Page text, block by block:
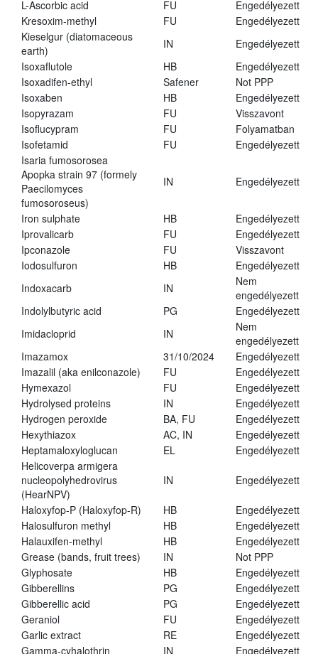
L-Ascorbic acid
FU
Engedélyezett
Kresoxim-methyl
FU
Engedélyezett
Kieselgur (diatomaceous
earth)
IN
Engedélyezett
Isoxaflutole
HB
Engedélyezett
Isoxadifen-ethyl
Safener
Not PPP
Isoxaben
HB
Engedélyezett
Isopyrazam
FU
Visszavont
Isoflucypram
FU
Folyamatban
Isofetamid
FU
Engedélyezett
Isaria fumosorosea
Apopka strain 97 (formely
Paecilomyces
fumosoroseus)
IN Engedélyezett
Iron sulphate HB
Engedélyezett
Iprovalicarb
FU
Engedélyezett
Ipconazole
FU
Visszavont
Iodosulfuron
HB
Engedélyezett
Indoxacarb
IN
Nem
engedélyezett
Indolylbutyric acid
PG
Engedélyezett
Imidacloprid
IN
Nem
engedélyezett
Imazamox
31/10/2024
Engedélyezett
Imazalil (aka enilconazole)
FU
Engedélyezett
Hymexazol
FU
Engedélyezett
Hydrolysed proteins
IN
Engedélyezett
Hydrogen peroxide
BA, FU
Engedélyezett
Hexythiazox
AC, IN
Engedélyezett
Heptamaloxyloglucan
EL
Engedélyezett
Helicoverpa armigera
nucleopolyhedrovirus
(HearNPV)
IN Engedélyezett
Haloxyfop-P (Haloxyfop-R) HB
Engedélyezett
Halosulfuron methyl
HB
Engedélyezett
Halauxifen-methyl
HB
Engedélyezett
Grease (bands, fruit trees)
IN
Not PPP
Glyphosate
HB
Engedélyezett
Gibberellins
PG
Engedélyezett
Gibberellic acid
PG
Engedélyezett
Geraniol
FU
Engedélyezett
Garlic extract
RE
Engedélyezett
Gamma-cyhalothrin
IN
Engedélyezett